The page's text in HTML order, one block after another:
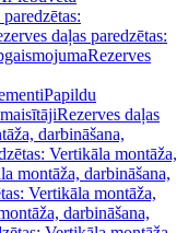
daļas paredzētas:
Rezerves
Papildu
Rezerves daļas
darbināšana,
Vertikāla montāža,
montāža, darbināšana,
Vertikāla montāža,
darbināšana,